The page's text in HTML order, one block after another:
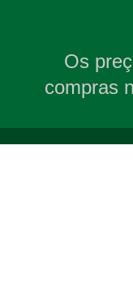
Os
compras